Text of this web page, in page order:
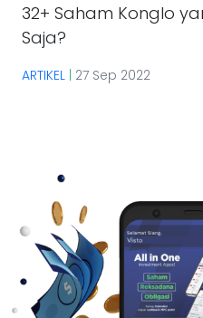
32+ Saham Konglo
Saja?
ARTIKEL | 27 Sep 2022